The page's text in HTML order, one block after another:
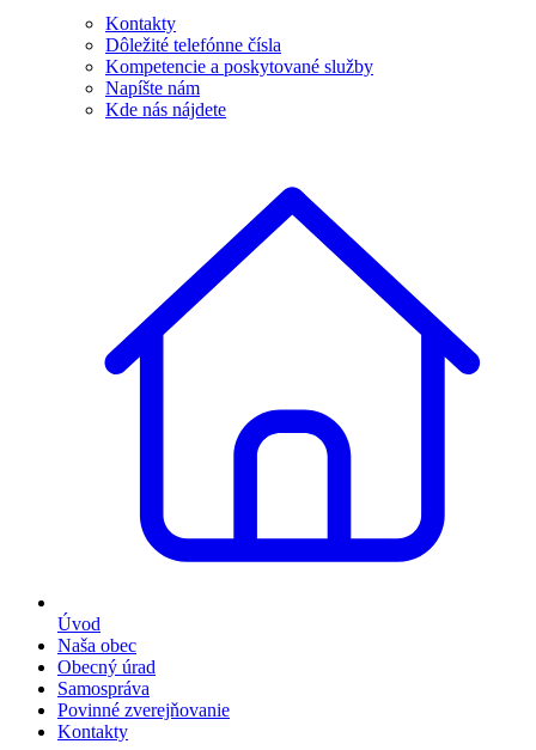
Kontakty
Dôležité telefónne čísla
Kompetencie a poskytované služby
Napíšte nám
Kde nás nájdete
Úvod
Naša obec
Obecný úrad
Samospráva
Povinné zverejňovanie
Kontakty